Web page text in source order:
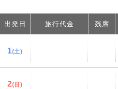
出発日 旅行代金 残席
1(土)
2(日)